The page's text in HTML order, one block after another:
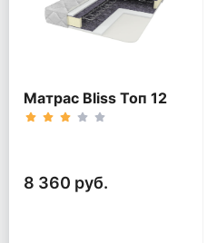
Матрас Bliss Топ 12
8 360 руб.